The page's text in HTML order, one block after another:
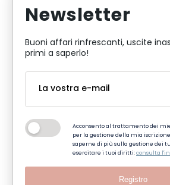
Newsletter
Buoni affari rinfrescanti, uscite
primi a saperlo!
Acconsento al trattamento dei
per la gestione della mia
saperne di più sulla gestione dei
esercitare i tuoi diritti:consulta
Registro